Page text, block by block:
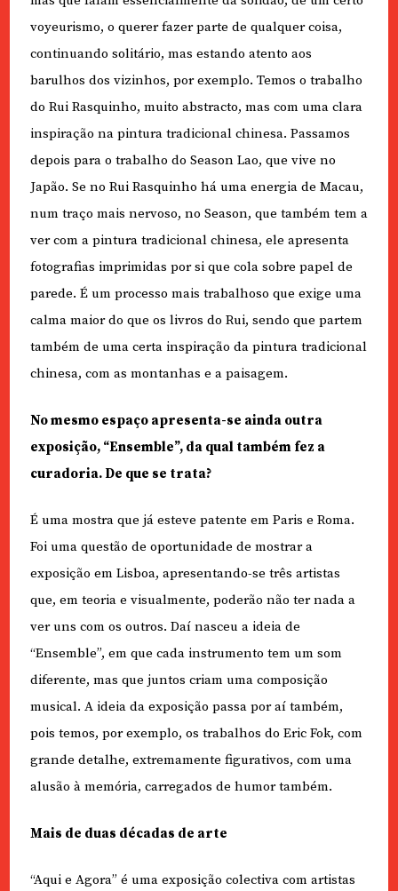
voyeurismo, o querer fazer parte de qualquer coisa,
continuando solitário, mas estando atento aos
barulhos dos vizinhos, por exemplo. Temos o trabalho
do Rui Rasquinho, muito abstracto, mas com uma clara
inspiração na pintura tradicional chinesa. Passamos
depois para o trabalho do Season Lao, que vive no
Japão. Se no Rui Rasquinho há uma energia de Macau,
num traço mais nervoso, no Season, que também tem a
ver com a pintura tradicional chinesa, ele apresenta
fotografias imprimidas por si que cola sobre papel de
parede. É um processo mais trabalhoso que exige uma
calma maior do que os livros do Rui, sendo que partem
também de uma certa inspiração da pintura tradicional
chinesa, com as montanhas e a paisagem.
No mesmo espaço apresenta-se ainda outra
exposição, “Ensemble”, da qual também fez a
curadoria. De que se trata?
É uma mostra que já esteve patente em Paris e Roma.
Foi uma questão de oportunidade de mostrar a
exposição em Lisboa, apresentando-se três artistas
que, em teoria e visualmente, poderão não ter nada a
ver uns com os outros. Daí nasceu a ideia de
“Ensemble”, em que cada instrumento tem um som
diferente, mas que juntos criam uma composição
musical. A ideia da exposição passa por aí também,
pois temos, por exemplo, os trabalhos do Eric Fok, com
grande detalhe, extremamente figurativos, com uma
alusão à memória, carregados de humor também.
Mais de duas décadas de arte
“Aqui e Agora” é uma exposição colectiva com artistas